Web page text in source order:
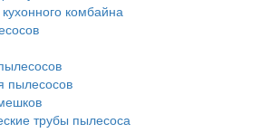
комбайна
пылесосов
трубы пылесоса